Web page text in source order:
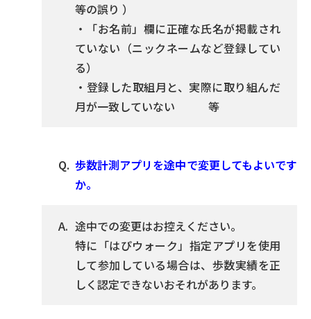
等の誤り ）
・「お名前」欄に正確な氏名が掲載され
ていない（ニックネームなど登録してい
る）
・登録した取組月と、実際に取り組んだ
月が一致していない 等
歩数計測アプリを途中で変更してもよいです
か。
途中での変更はお控えください。
特に「はぴウォーク」指定アプリを使用
して参加している場合は、歩数実績を正
しく認定できないおそれがあります。